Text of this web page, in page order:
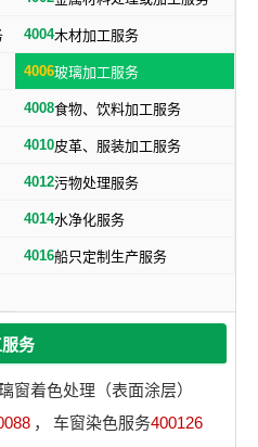
4004木材加工服务
4006玻璃加工服务
4008食物、饮料加工服务
4010皮革、服装加工服务
4012污物处理服务
4014水净化服务
4016船只定制生产服务
务
窗着色处理（表面涂层）
， 车窗染色服务400126